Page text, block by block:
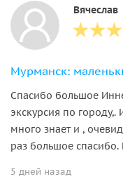
Вячеслав
Мурманск:
Спасибо большое
экскурсия по городу,.
много знает и ,
раз большое
5 дней назад